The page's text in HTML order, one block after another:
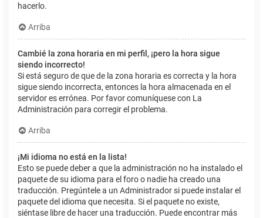
hacerlo.
Arriba
Cambié la zona horaria en mi perfil, ¡pero la hora sigue
siendo incorrecto!
Si está seguro de que de la zona horaria es correcta y la hora
sigue siendo incorrecta, entonces la hora almacenada en el
servidor es errónea. Por favor comuníquese con La
Administración para corregir el problema.
Arriba
¡Mi idioma no está en la lista!
Esto se puede deber a que la administración no ha instalado el
paquete de su idioma para el foro o nadie ha creado una
traducción. Pregúntele a un Administrador si puede instalar el
paquete del idioma que necesita. Si el paquete no existe,
siéntase libre de hacer una traducción. Puede encontrar más